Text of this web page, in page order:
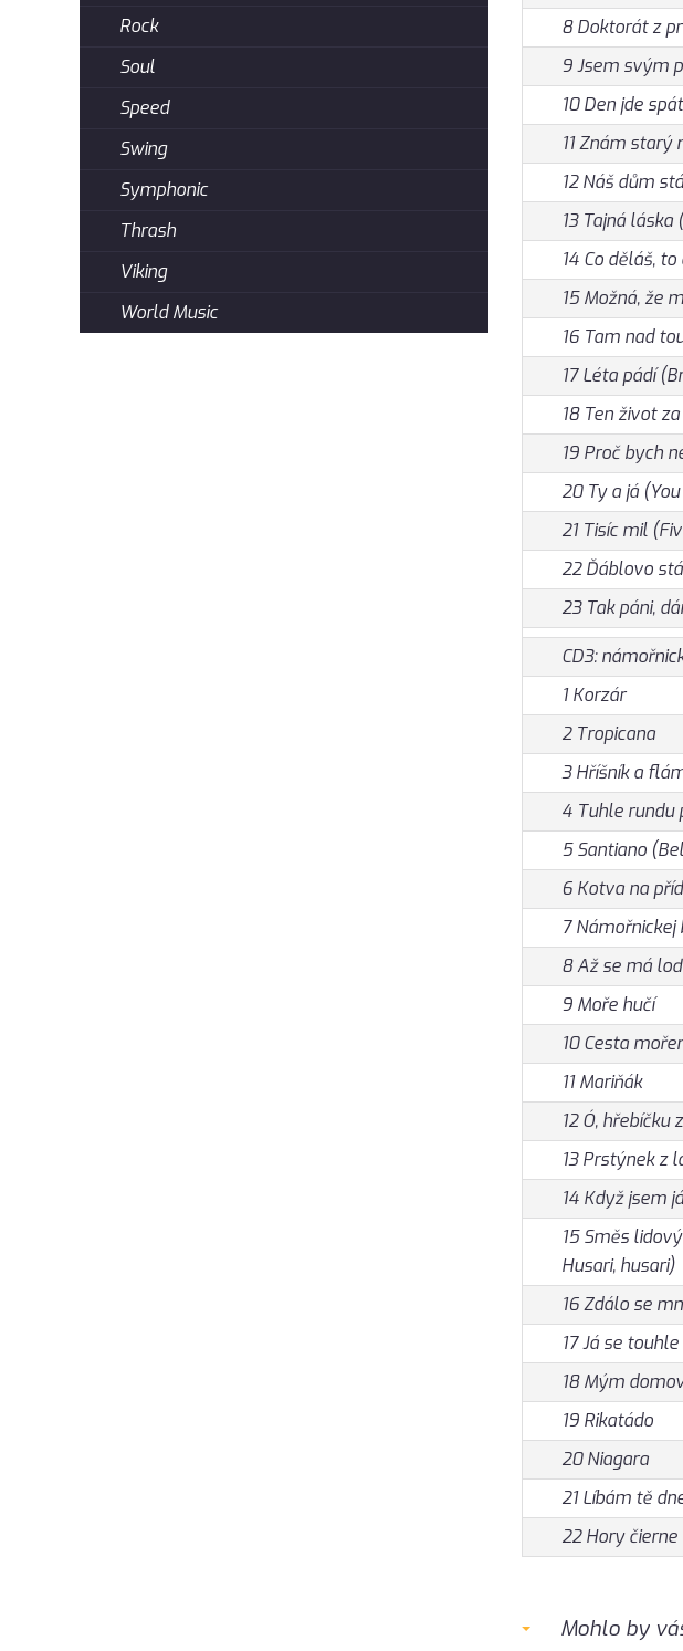
8 Doktorát z
9 Jsem svým
10 Den jde
11 Znám starý
12 Náš dům
13 Tajná
14 Co děláš,
15 Možná, že
16 Tam nad
17 Léta pádí
18 Ten život
19 Proč bych
20 Ty a já
21 Tisíc mil
22 Ďáblovo
23 Tak páni,
CD3:
1 Korzár
2 Tropicana
3 Hříšník a
4 Tuhle rundu
5 Santiano
6 Kotva na
7
8 Až se má
9 Moře hučí
10 Cesta
11 Mariňák
12 Ó, hřebíčku
13 Prstýnek z
14 Když jsem
15 Směs
Husari, husari)
16 Zdálo se
17 Já se
18 Mým
19 Rikatádo
20 Niagara
21 Líbám tě
22 Hory čierne
Mohlo by
Rock
Soul
Speed
Swing
Symphonic
Thrash
Viking
World Music